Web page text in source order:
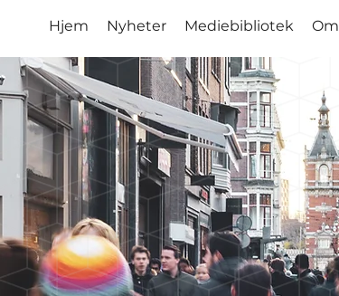
Hjem Nyheter Mediebibliotek